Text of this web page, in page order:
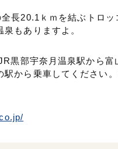
長20.1ｋｍを結ぶトロ
もありますよ。
黒部宇奈月温泉駅から
駅から乗車してください